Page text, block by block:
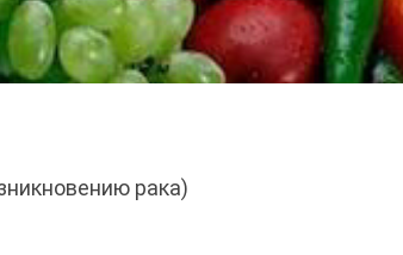
рака)